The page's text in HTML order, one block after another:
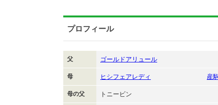
プロフィール
父 ゴールドアリュール
母 ヒシフェアレディ 産
母の父 トニービン